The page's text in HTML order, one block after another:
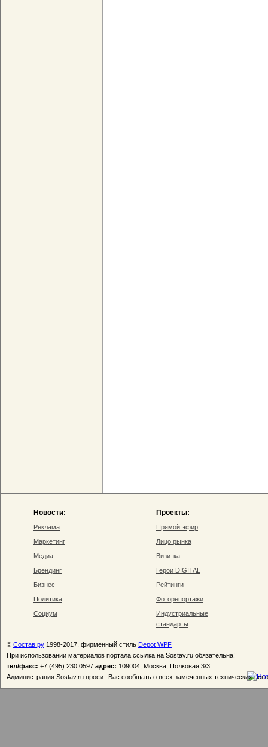
Новости:
Реклама
Маркетинг
Медиа
Брендинг
Бизнес
Политика
Социум
Проекты:
Прямой эфир
Лицо рынка
Визитка
Герои DIGITAL
Рейтинги
Фоторепортажи
Индустриальные
стандарты
© Состав.ру 1998-2017, фирменный стиль Depot WPF
При использовании материалов портала ссылка на Sostav.ru обязательна!
тел/факс: +7 (495) 230 0597 адрес: 109004, Москва, Полковая 3/3
Администрация Sostav.ru просит Вас сообщать о всех замеченных технических